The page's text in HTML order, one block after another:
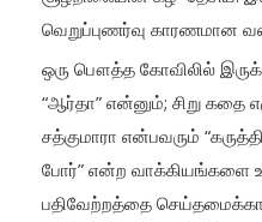
வெறுப்புணர்வு காரணமான
ஒரு பௌத்த கோவிலில்
“ஆர்தா” என்னும்; சிறு கதை
சத்குமாரா என்பவரும்
போர்” என்ற வாக்கியங்களை
பதிவேற்றத்தை